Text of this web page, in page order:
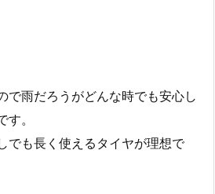
で雨だろうがどんな時でも安心し
。
でも長く使えるタイヤが理想で